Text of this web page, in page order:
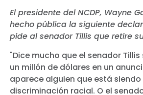
El presidente del NCDP, Wayne
hecho pública la siguiente
pide al senador Tillis que retire
"Dice mucho que el senador
un millón de dólares en un
aparece alguien que está
discriminación racial. O el